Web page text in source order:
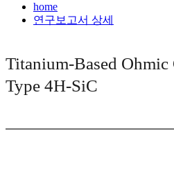
home
연구보고서 상세
Titanium-Based Ohmic
Type 4H-SiC